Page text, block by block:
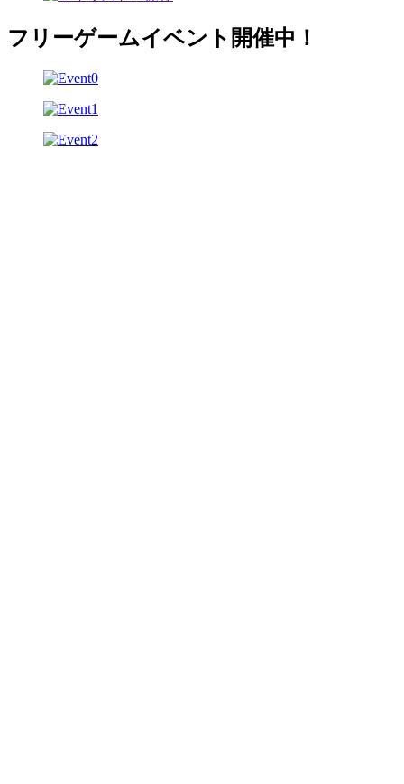
フリーゲームイベント開催中！